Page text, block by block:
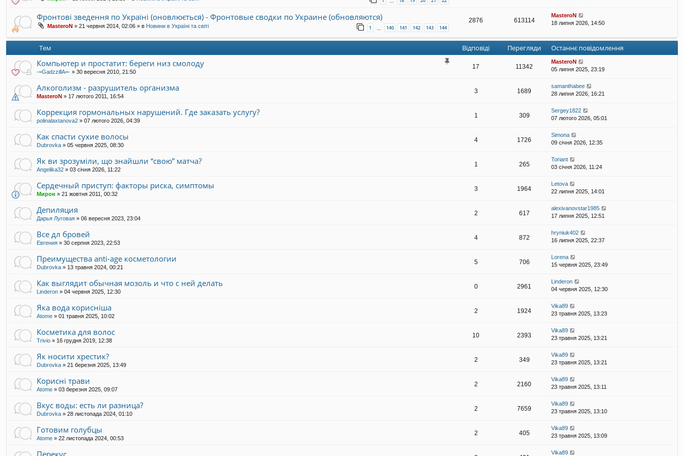
…
Фронтові зведення по Україні (оновлюється) - Фронтовые сводки по Украине (обновляются)
MasteroN » 21 червня 2014, 02:06 » в Новини в Україні та світі 1 … 140 141 142 143 144
2876 613114
MasteroN
18 липня 2026, 14:50
Тем Відповіді Перегляди Останнє повідомлення
Компьютер и простатит: береги низ смолоду
-=GadzzillA=- » 30 вересня 2010, 21:50
17 11342
MasteroN
05 липня 2025, 23:19
Алкоголизм - разрушитель организма
MasteroN » 17 лютого 2011, 16:54
3 1689
samanthabee
28 липня 2026, 16:21
Коррекция гормональных нарушений. Где заказать услугу?
polinalaxtanova2 » 07 лютого 2026, 04:39
1 309
Sergey1822
07 лютого 2026, 05:01
Как спасти сухие волосы
Dubrovka » 05 червня 2025, 08:30
4 1726
Simona
09 січня 2026, 12:35
Як ви зрозуміли, що знайшли “свою” матча?
Angelika32 » 03 січня 2026, 11:22
1 265
Toriant
03 січня 2026, 11:24
Сердечный приступ: факторы риска, симптомы
Мирон » 21 жовтня 2011, 00:32
3 1964
Letova
22 липня 2025, 14:01
Депиляция
Дарья Луговая » 06 вересня 2023, 23:04
2 617
alexivanovstar1985
17 липня 2025, 12:51
Все дл бровей
Евгения » 30 серпня 2023, 22:53
4 872
hryniuk402
16 липня 2025, 22:37
Преимущества anti-age косметологии
Dubrovka » 13 травня 2024, 00:21
5 706
Lorena
15 червня 2025, 23:49
Как выглядит обычная мозоль и что с ней делать
Linderon » 04 червня 2025, 12:30
0 2961
Linderon
04 червня 2025, 12:30
Яка вода корисніша
Atome » 01 травня 2025, 10:02
2 1924
Vika89
23 травня 2025, 13:23
Косметика для волос
Trivio » 16 грудня 2019, 12:38
10 2393
Vika89
23 травня 2025, 13:21
Як носити хрестик?
Dubrovka » 21 березня 2025, 13:49
2 349
Vika89
23 травня 2025, 13:21
Корисні трави
Atome » 03 березня 2025, 09:07
2 2160
Vika89
23 травня 2025, 13:11
Вкус воды: есть ли разница?
Dubrovka » 28 листопада 2024, 01:10
2 7659
Vika89
23 травня 2025, 13:10
Готовим голубцы
Atome » 22 листопада 2024, 00:53
2 405
Vika89
23 травня 2025, 13:09
Vika89